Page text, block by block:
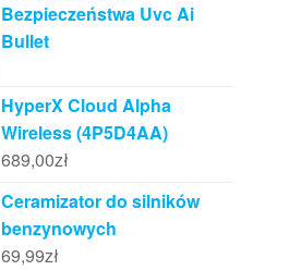
Bezpieczeństwa Uvc Ai
Bullet
HyperX Cloud Alpha
Wireless (4P5D4AA)
689,00zł
Ceramizator do silników
benzynowych
69,99zł